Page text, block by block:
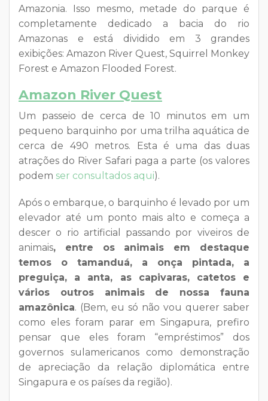
Amazonia. Isso mesmo, metade do parque é
completamente dedicado a bacia do rio
Amazonas e está dividido em 3 grandes
exibições: Amazon River Quest, Squirrel Monkey
Forest e Amazon Flooded Forest.
Amazon River Quest
Um passeio de cerca de 10 minutos em um
pequeno barquinho por uma trilha aquática de
cerca de 490 metros. Esta é uma das duas
atrações do River Safari paga a parte (os valores
podem ser consultados aqui).
Após o embarque, o barquinho é levado por um
elevador até um ponto mais alto e começa a
descer o rio artificial passando por viveiros de
animais, entre os animais em destaque
temos o tamanduá, a onça pintada, a
preguiça, a anta, as capivaras, catetos e
vários outros animais de nossa fauna
amazônica. (Bem, eu só não vou querer saber
como eles foram parar em Singapura, prefiro
pensar que eles foram “empréstimos” dos
governos sulamericanos como demonstração
de apreciação da relação diplomática entre
Singapura e os países da região).